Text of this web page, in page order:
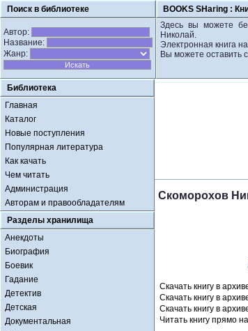
Поиск в библиотеке BOOKS SHaring :
Автор:
Название:
Жанр:
Здесь вы можете
Николай.
Электронная книга
Вы можете оставить
Библиотека
Главная
Каталог
Новые поступления
Популярная литература
Как качать
Чем читать
Администрация
Авторам и правообладателям
Разделы хранилища
Анекдоты
Биография
Боевик
Гадание
Детектив
Детская
Документальная
Скоморохов
Скачать книгу в
Скачать книгу в
Скачать книгу в
Читать книгу прямо